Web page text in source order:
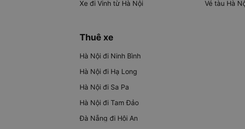
Xe đi Vinh từ Hà Nội
Vé tàu Hà
Thuê xe
Hà Nội đi Ninh Bình
Hà Nội đi Hạ Long
Hà Nội đi Sa Pa
Hà Nội đi Tam Đảo
Đà Nẵng đi Hội An